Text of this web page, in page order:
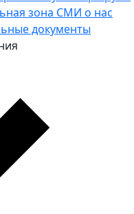
зона СМИ о нас
документы